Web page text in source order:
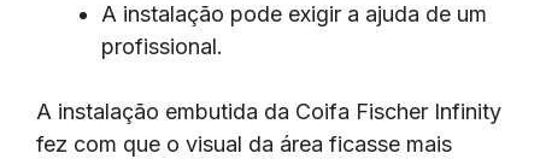
A instalação pode exigir a ajuda de um
profissional.
A instalação embutida da Coifa Fischer Infinity
fez com que o visual da área ficasse mais